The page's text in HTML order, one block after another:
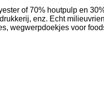
of 70% houtpulp en
enz. Echt
wegwerpdoekjes voor